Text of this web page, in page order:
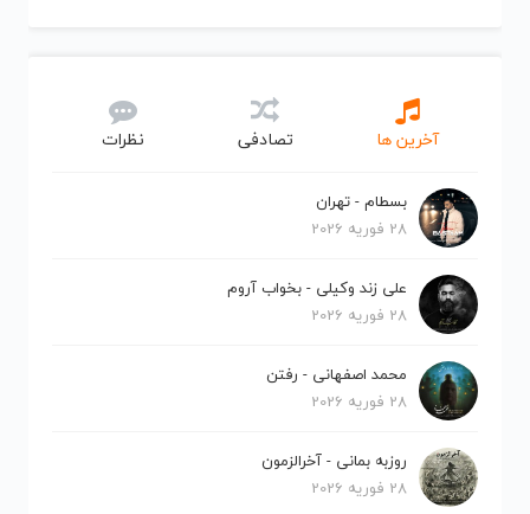
آخرین ها تصادفی نظرات
بسطام - تهران
28 فوریه 2026
علی زند وکیلی - بخواب آروم
28 فوریه 2026
محمد اصفهانی - رفتن
28 فوریه 2026
روزبه بمانی - آخرالزمون
28 فوریه 2026